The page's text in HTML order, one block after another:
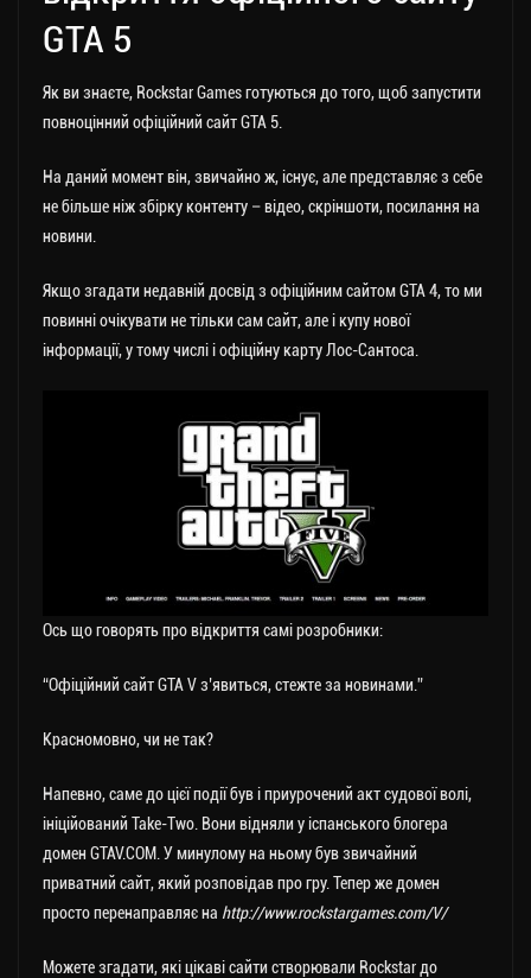
GTA 5
Як ви знаєте, Rockstar Games готуються до того, щоб запустити
повноцінний офіційний сайт GTA 5.
На даний момент він, звичайно ж, існує, але представляє з себе
не більше ніж збірку контенту – відео, скріншоти, посилання на
новини.
Якщо згадати недавній досвід з офіційним сайтом GTA 4, то ми
повинні очікувати не тільки сам сайт, але і купу нової
інформації, у тому числі і офіційну карту Лос-Сантоса.
Ось що говорять про відкриття самі розробники:
“Офіційний сайт GTA V з’явиться, стежте за новинами.”
Красномовно, чи не так?
Напевно, саме до цієї події був і приурочений акт судової волі,
ініційований Take-Two. Вони відняли у іспанського блогера
домен GTAV.COM. У минулому на ньому був звичайний
приватний сайт, який розповідав про гру. Тепер же домен
просто перенаправляє на http://www.rockstargames.com/V/
Можете згадати, які цікаві сайти створювали Rockstar до